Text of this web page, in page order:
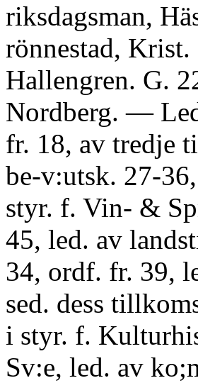
riksdagsman,
rönnestad,
Hallengren. G.
Nordberg. —
fr. 18, av tredje
be-v:utsk. 27-
styr. f. Vin- &
45, led. av
34, ordf. fr. 39,
sed. dess
i styr. f.
Sv:e, led. av